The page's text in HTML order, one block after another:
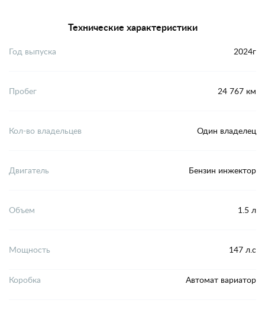
Технические характеристики
Год выпуска 2024г
Пробег 24 767 км
Кол-во владельцев Один владелец
Двигатель Бензин инжектор
Объем 1.5 л
Мощность 147 л.с
Коробка Автомат вариатор